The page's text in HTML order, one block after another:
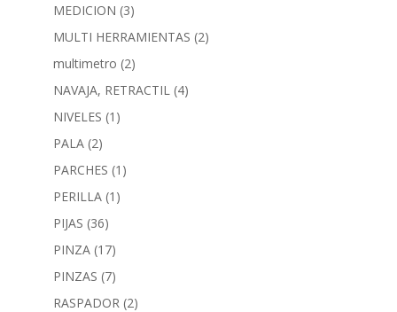
MEDICION (3)
MULTI HERRAMIENTAS (2)
multimetro (2)
NAVAJA, RETRACTIL (4)
NIVELES (1)
PALA (2)
PARCHES (1)
PERILLA (1)
PIJAS (36)
PINZA (17)
PINZAS (7)
RASPADOR (2)